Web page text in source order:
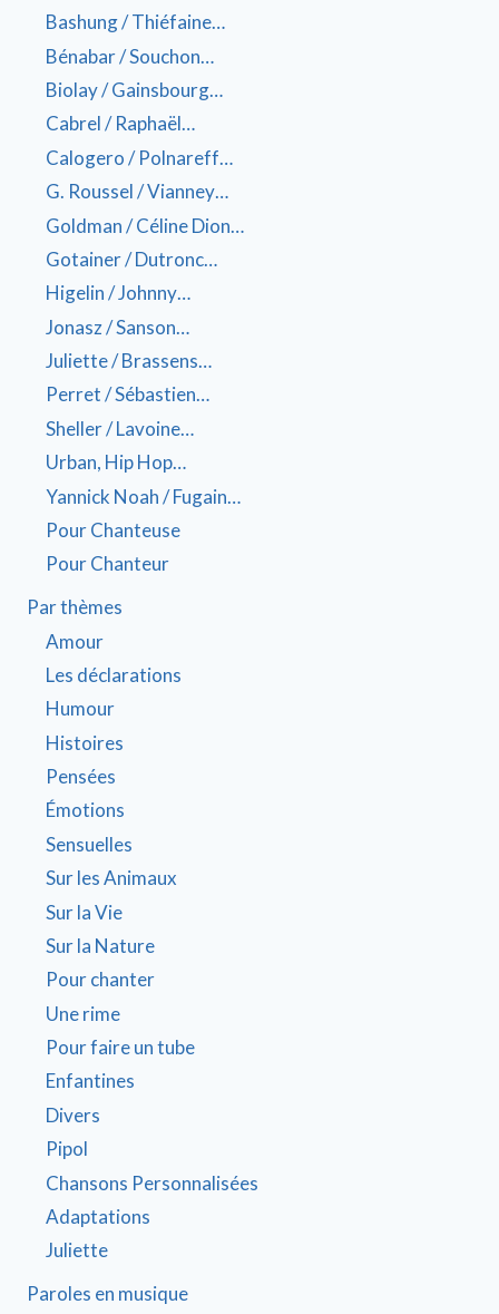
Bashung / Thiéfaine…
Bénabar / Souchon…
Biolay / Gainsbourg…
Cabrel / Raphaël…
Calogero / Polnareff…
G. Roussel / Vianney…
Goldman / Céline Dion…
Gotainer / Dutronc…
Higelin / Johnny…
Jonasz / Sanson…
Juliette / Brassens…
Perret / Sébastien…
Sheller / Lavoine…
Urban, Hip Hop…
Yannick Noah / Fugain…
Pour Chanteuse
Pour Chanteur
Par thèmes
Amour
Les déclarations
Humour
Histoires
Pensées
Émotions
Sensuelles
Sur les Animaux
Sur la Vie
Sur la Nature
Pour chanter
Une rime
Pour faire un tube
Enfantines
Divers
Pipol
Chansons Personnalisées
Adaptations
Juliette
Paroles en musique